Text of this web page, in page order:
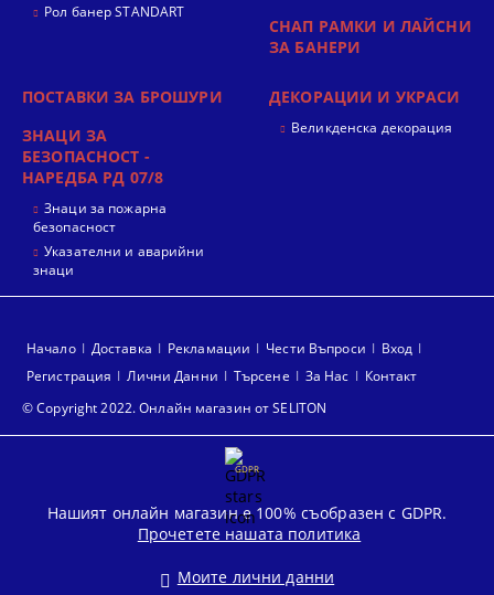
Рол банер STANDART
СНАП РАМКИ И ЛАЙСНИ
ЗА БАНЕРИ
ПОСТАВКИ ЗА БРОШУРИ
ЗНАЦИ ЗА
БЕЗОПАСНОСТ -
НАРЕДБА РД 07/8
Знаци за пожарна
безопасност
Указателни и аварийни
знаци
ДЕКОРАЦИИ И УКРАСИ
Великденска декорация
© Copyright 2022. Онлайн магазин от SELITON
Начало Доставка Рекламации Чести Въпроси
Вход
Регистрация
Лични Данни Търсене За Нас Контакт
GDPR
Нашият онлайн магазин е 100% съобразен с GDPR.
Прочетете нашата политика
Моите лични данни